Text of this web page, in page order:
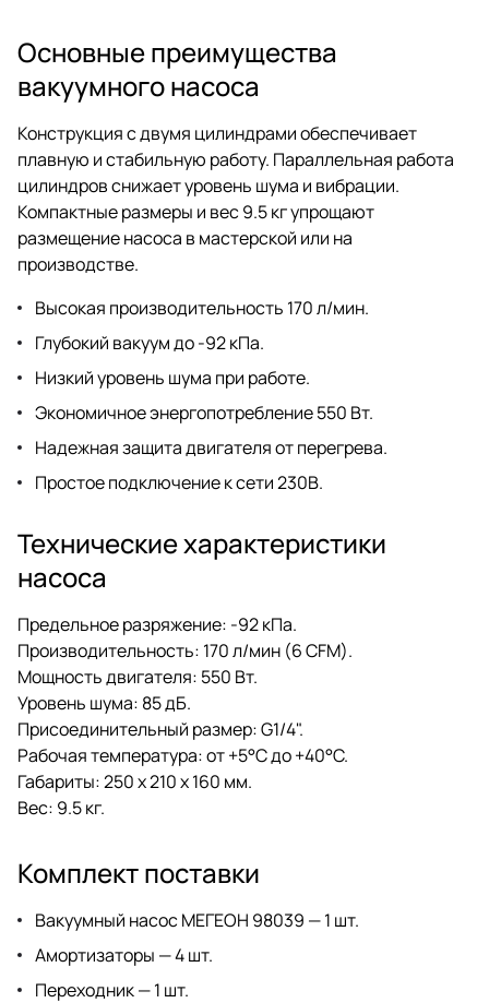
Основные преимущества
вакуумного насоса
Конструкция с двумя цилиндрами обеспечивает
плавную и стабильную работу. Параллельная работа
цилиндров снижает уровень шума и вибрации.
Компактные размеры и вес 9.5 кг упрощают
размещение насоса в мастерской или на
производстве.
Высокая производительность 170 л/мин.
Глубокий вакуум до -92 кПа.
Низкий уровень шума при работе.
Экономичное энергопотребление 550 Вт.
Надежная защита двигателя от перегрева.
Простое подключение к сети 230В.
Технические характеристики
насоса
Предельное разряжение: -92 кПа.
Производительность: 170 л/мин (6 CFM).
Мощность двигателя: 550 Вт.
Уровень шума: 85 дБ.
Присоединительный размер: G1/4".
Рабочая температура: от +5°C до +40°C.
Габариты: 250 x 210 x 160 мм.
Вес: 9.5 кг.
Комплект поставки
Вакуумный насос МЕГЕОН 98039 — 1 шт.
Амортизаторы — 4 шт.
Переходник — 1 шт.